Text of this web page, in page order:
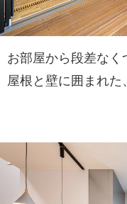
お部屋から段差なく
屋根と壁に囲まれた